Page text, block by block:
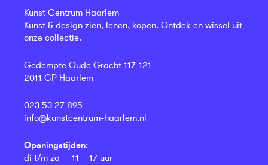
Kunst Centrum Haarlem
Kunst & design zien, lenen, kopen. Ontdek en wissel uit
onze collectie.
Gedempte Oude Gracht 117-121
2011 GP Haarlem
023 53 27 895
info@kunstcentrum-haarlem.nl
Openingstijden:
di t/m za — 11 – 17 uur